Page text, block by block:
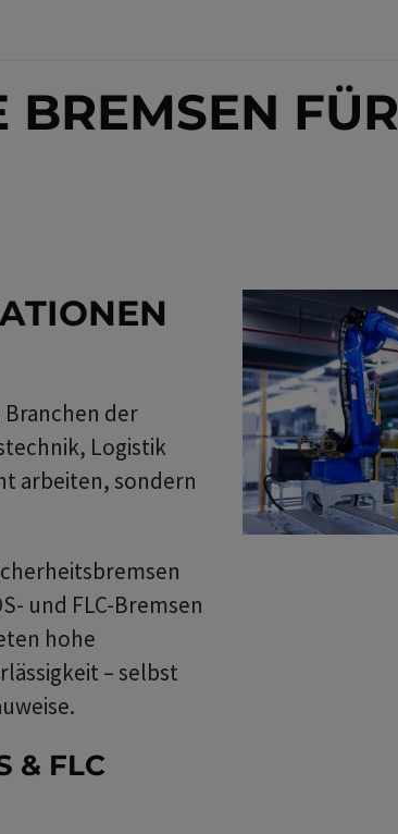
BREMSEN FÜR
der
Logistik
arbeiten, sondern
und FLC-Bremsen
hohe
– selbst
& FLC